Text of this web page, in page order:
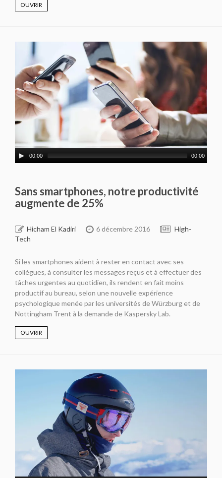
OUVRIR
00:00 00:00
Sans smartphones, notre productivité
augmente de 25%
Hicham El Kadiri 6 décembre 2016
High-
Tech
Si les smartphones aident à rester en contact avec ses
collègues, à consulter les messages reçus et à effectuer des
tâches urgentes au quotidien, ils rendent en fait moins
productif au bureau, selon une nouvelle expérience
psychologique menée par les universités de Würzburg et de
Nottingham Trent à la demande de Kaspersky Lab.
OUVRIR